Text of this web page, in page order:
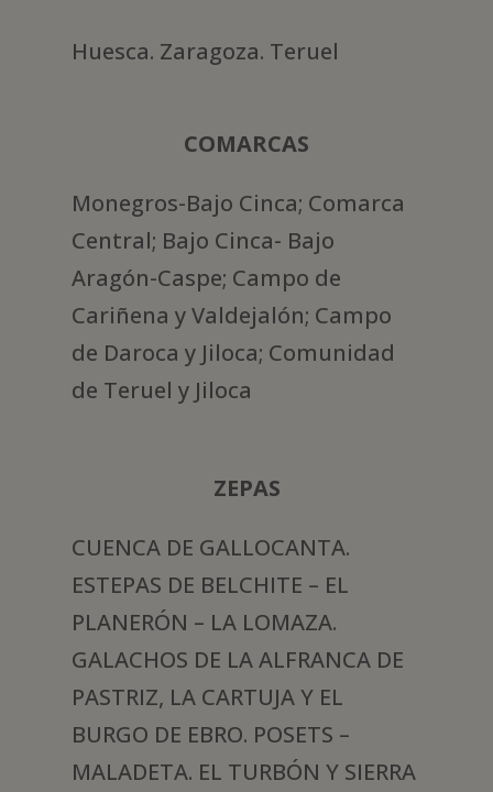
Huesca. Zaragoza. Teruel
COMARCAS
Monegros-Bajo Cinca; Comarca
Central; Bajo Cinca- Bajo
Aragón-Caspe; Campo de
Cariñena y Valdejalón; Campo
de Daroca y Jiloca; Comunidad
de Teruel y Jiloca
ZEPAS
CUENCA DE GALLOCANTA.
ESTEPAS DE BELCHITE – EL
PLANERÓN – LA LOMAZA.
GALACHOS DE LA ALFRANCA DE
PASTRIZ, LA CARTUJA Y EL
BURGO DE EBRO. POSETS –
MALADETA. EL TURBÓN Y SIERRA